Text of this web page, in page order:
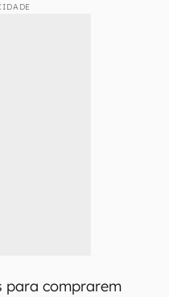
para comprarem